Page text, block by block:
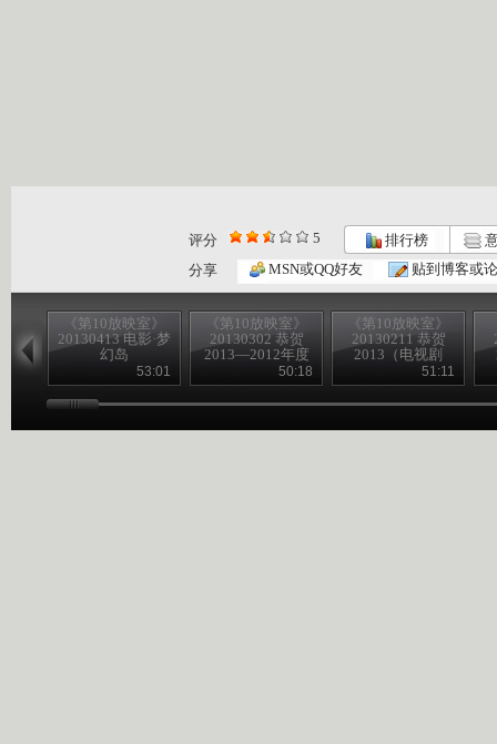
评分 5 排行榜
分享
MSN或QQ好友 贴到博客或
《第10放映室》
20130413 电影·梦
幻岛
53:01
《第10放映室》
20130302 恭贺
2013—2012年度
电影回顾（夏季
篇）
50:18
《第10放映室》
20130211 恭贺
2013（电视剧
版）今夕往昔
——古装篇
51:11